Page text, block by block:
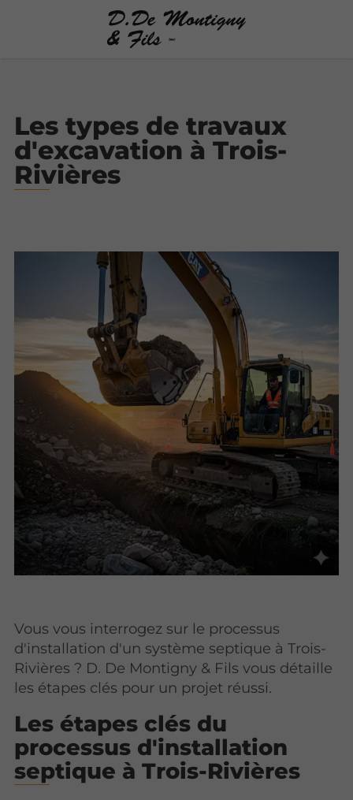
Les types de travaux
d'excavation à Trois-
Rivières
Vous vous interrogez sur le processus
d'installation d'un système septique à Trois-
Rivières ? D. De Montigny & Fils vous détaille
les étapes clés pour un projet réussi.
Les étapes clés du
processus d'installation
septique à Trois-Rivières